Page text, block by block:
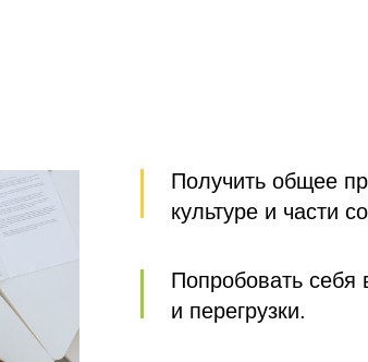
Получить общее
культуре и части
Попробовать себя
и перегрузки.